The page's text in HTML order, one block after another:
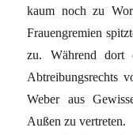
kaum noch zu
Frauengremien
zu. Während dort
Abtreibungsrechts
Weber aus
Außen zu vertreten.